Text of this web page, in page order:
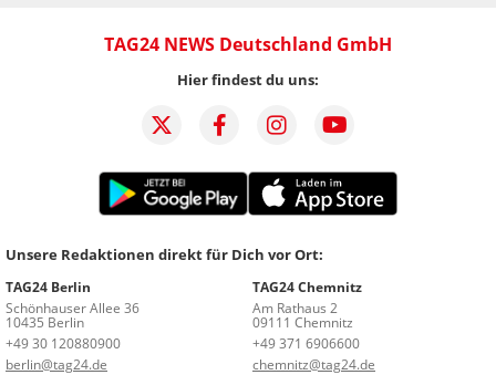
TAG24 NEWS Deutschland GmbH
Hier findest du uns:
Unsere Redaktionen direkt für Dich vor Ort:
TAG24 Berlin
Schönhauser Allee 36
10435 Berlin
+49 30 120880900
berlin@tag24.de
TAG24 Chemnitz
Am Rathaus 2
09111 Chemnitz
+49 371 6906600
chemnitz@tag24.de